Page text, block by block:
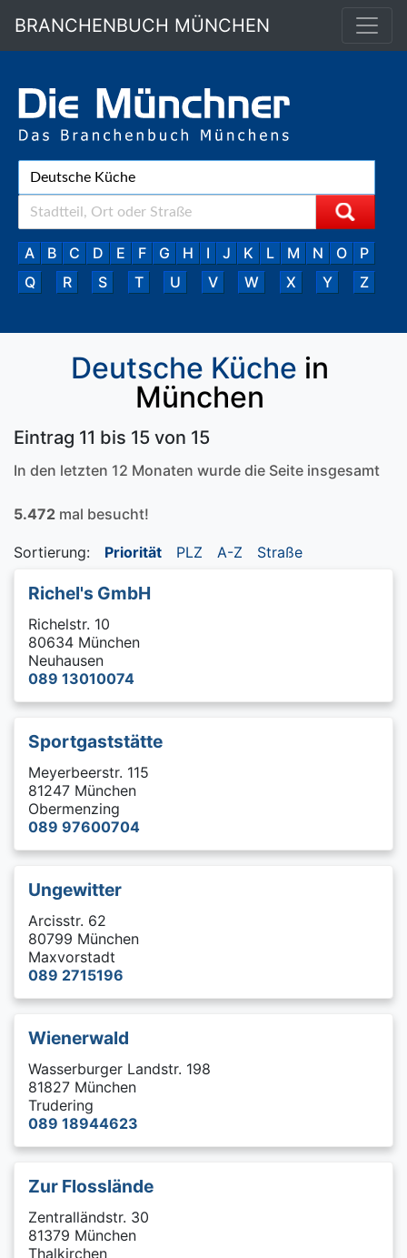
BRANCHENBUCH MÜNCHEN
A B C D E F G H I J K L M N O
P
Q
R S T U V W X Y Z
Deutsche Küche in
München
Eintrag 11 bis 15 von 15
In den letzten 12 Monaten wurde die Seite insgesamt
5.472 mal besucht!
Sortierung: Priorität PLZ A-Z Straße
Richel's GmbH
Richelstr. 10
80634 München
Neuhausen
089 13010074
Sportgaststätte
Meyerbeerstr. 115
81247 München
Obermenzing
089 97600704
Ungewitter
Arcisstr. 62
80799 München
Maxvorstadt
089 2715196
Wienerwald
Wasserburger Landstr. 198
81827 München
Trudering
089 18944623
Zur Flosslände
Zentralländstr. 30
81379 München
Thalkirchen